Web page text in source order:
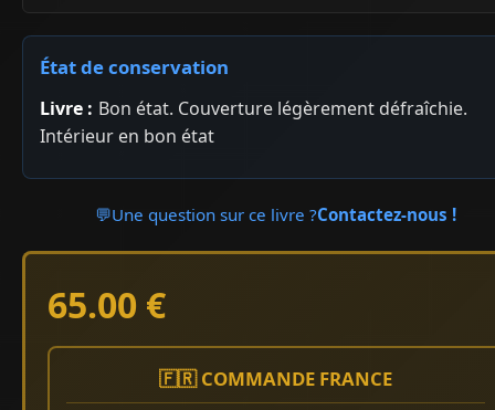
État de conservation
Livre : Bon état. Couverture légèrement défraîchie.
Intérieur en bon état
💬Une question sur ce livre ?Contactez-nous !
65.00 €
🇫🇷 COMMANDE FRANCE